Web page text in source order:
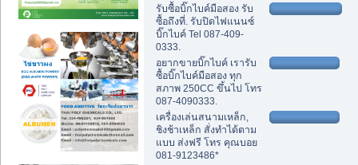
รับซื้อบิ๊กไบค์มือสอง รับ
ซื้อถึงที่. รับปิดไฟแนนซ์
บิ๊กไบค์ Tel 087-409-
0333.
อยากขายบิ๊กไบค์ เรารับ
ซื้อบิ๊กไบค์มือสอง ทุก
สภาพ 250CC ขึ้นไป โทร
087-4090333.
เครื่องเล่นสนามเหล็ก,
ชิงช้าเหล็ก สั่งทำได้ตาม
แบบ ส่งฟรี โทร คุณบอย
081-9123486*